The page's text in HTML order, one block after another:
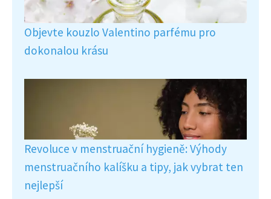
Objevte kouzlo Valentino parfému pro
dokonalou krásu
Revoluce v menstruační hygieně: Výhody
menstruačního kalíšku a tipy, jak vybrat ten
nejlepší